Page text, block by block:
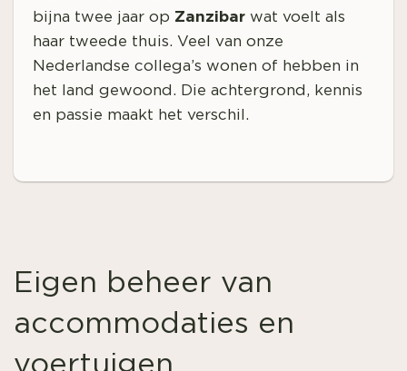
bijna twee jaar op Zanzibar wat voelt als
haar tweede thuis. Veel van onze
Nederlandse collega’s wonen of hebben in
het land gewoond. Die achtergrond, kennis
en passie maakt het verschil.
Eigen beheer van
accommodaties en
voertuigen